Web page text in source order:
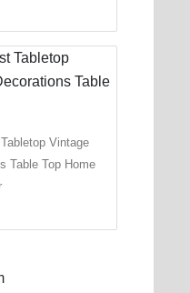
Vintage
Table Top Home